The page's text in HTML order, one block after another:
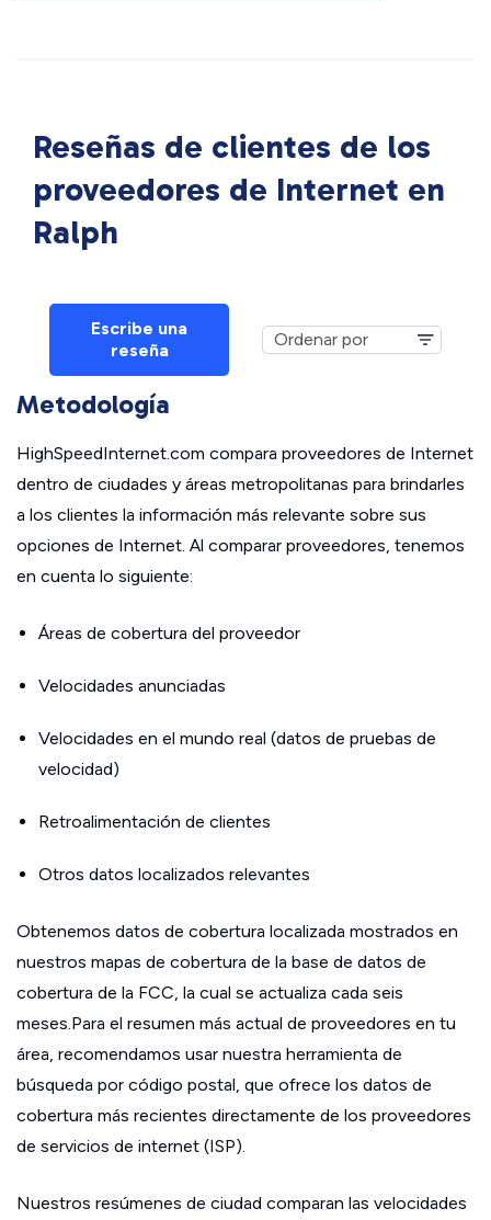
Reseñas de clientes de los
proveedores de Internet en
Ralph
Escribe una
reseña
Metodología
HighSpeedInternet.com compara proveedores de Internet
dentro de ciudades y áreas metropolitanas para brindarles
a los clientes la información más relevante sobre sus
opciones de Internet. Al comparar proveedores, tenemos
en cuenta lo siguiente:
Áreas de cobertura del proveedor
Velocidades anunciadas
Velocidades en el mundo real (datos de pruebas de
velocidad)
Retroalimentación de clientes
Otros datos localizados relevantes
Obtenemos datos de cobertura localizada mostrados en
nuestros mapas de cobertura de la base de datos de
cobertura de la FCC, la cual se actualiza cada seis
meses.Para el resumen más actual de proveedores en tu
área, recomendamos usar nuestra herramienta de
búsqueda por código postal, que ofrece los datos de
cobertura más recientes directamente de los proveedores
de servicios de internet (ISP).
Nuestros resúmenes de ciudad comparan las velocidades